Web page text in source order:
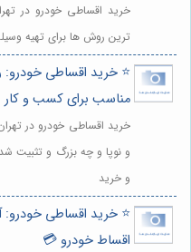
خرید اقساطی خودرو در
ترین روش ها برای تهیه
⭐️ خرید اقساطی خودرو:
مناسب برای کسب و کار
خرید اقساطی خودرو در
و نوپا و چه بزرگ و تثبیت
و خرید
⭐️ خرید اقساطی
اقساط خودرو 💳